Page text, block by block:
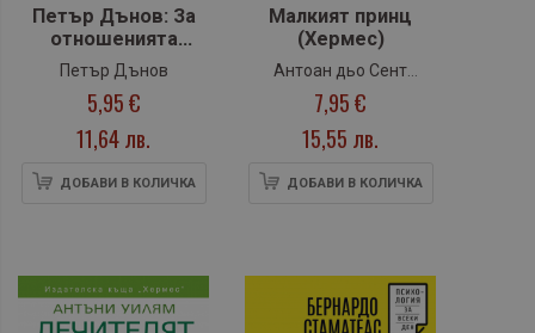
Петър Дънов: За
отношенията
между хората
Петър Дънов
5,95 €
11,64 лв.
ДОБАВИ В КОЛИЧКА
Малкият принц
(Хермес)
Антоан дьо Сент
Екзюпери
7,95 €
15,55 лв.
ДОБАВИ В КОЛИЧКА